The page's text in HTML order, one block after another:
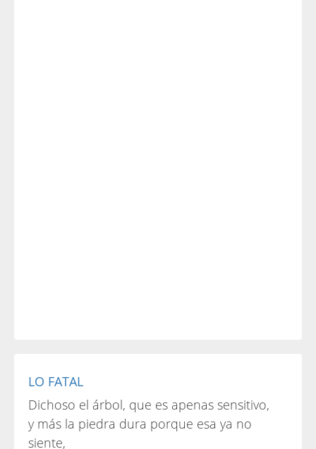
LO FATAL
Dichoso el árbol, que es apenas sensitivo,
y más la piedra dura porque esa ya no
siente,